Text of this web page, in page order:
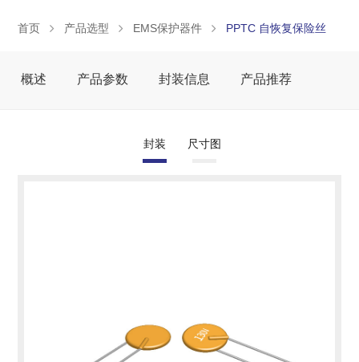
首页 产品选型 EMS保护器件 PPTC 自恢复保险丝
概述 产品参数 封装信息 产品推荐
封装 尺寸图